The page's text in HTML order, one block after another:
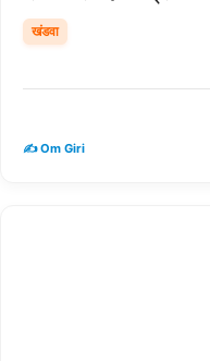
खंडवा
✍️ Om Giri